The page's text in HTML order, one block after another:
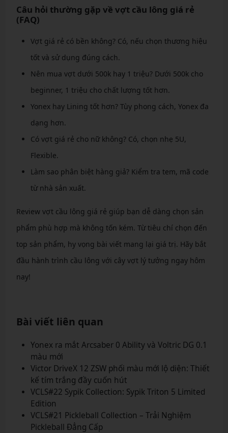
Câu hỏi thường gặp về vợt cầu lông giá rẻ
(FAQ)
Vợt giá rẻ có bền không? Có, nếu chọn thương hiệu
tốt và sử dụng đúng cách.
Nên mua vợt dưới 500k hay 1 triệu? Dưới 500k cho
beginner, 1 triệu cho chất lượng tốt hơn.
Yonex hay Lining tốt hơn? Tùy phong cách, Yonex đa
dạng hơn.
Có vợt giá rẻ cho nữ không? Có, chọn nhẹ 5U,
Flexible.
Làm sao phân biệt hàng giả? Kiểm tra tem, mã code
từ nhà sản xuất.
Review vợt cầu lông giá rẻ giúp bạn dễ dàng chọn sản
phẩm phù hợp mà không tốn kém. Từ tiêu chí chọn đến
top sản phẩm, hy vọng bài viết mang lại giá trị. Hãy bắt
đầu hành trình cầu lông với cây vợt lý tưởng ngay hôm
nay!
Bài viết liên quan
Yonex ra mắt Arcsaber 0 Ability và Voltric DG 0.1
màu mới
Victor DriveX 12 ZSW phối màu mới lộ diện: Thiết
kế tím trắng đầy cuốn hút
VCLS#22 Sypik Collection: Sypik Triton 5 Limited
Edition
VCLS#21 Pickleball Collection – Trải Nghiệm
Pickleball Đẳng Cấp